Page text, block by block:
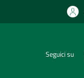
Seguici su